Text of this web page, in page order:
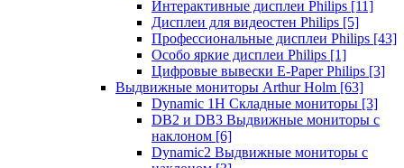
Интерактивные дисплеи Philips [11]
Дисплеи для видеостен Philips [5]
Профессиональные дисплеи Philips [43]
Особо яркие дисплеи Philips [1]
Цифровые вывески E-Paper Philips [3]
Выдвижные мониторы Arthur Holm [63]
Dynamic 1Н Складные мониторы [3]
DB2 и DB3 Выдвижные мониторы с
наклоном [6]
Dynamic2 Выдвижные мониторы с